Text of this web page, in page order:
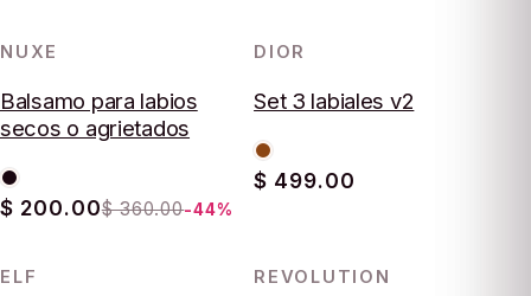
-44%
NUXE
Balsamo para labios
secos o agrietados
$ 200.00$ 360.00-44%
AGOTADO
DIOR
Set 3 labiales v2
$ 499.00
AGOTADO
ELF AGOTADO
REVOLUTION